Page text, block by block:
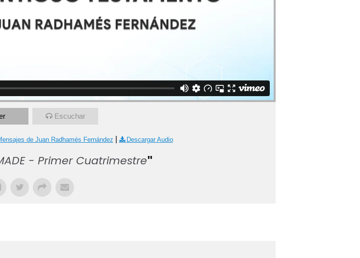
Escuchar
de Juan Radhamés Fernández Descargar Audio
- Primer Cuatrimestre"